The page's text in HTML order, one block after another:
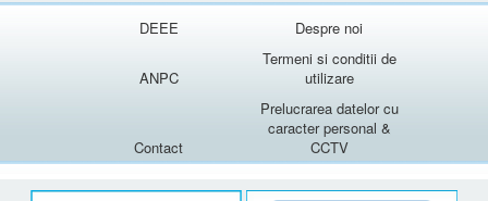
DEEE Despre noi
ANPC
Termeni si conditii de
utilizare
Contact
Prelucrarea datelor cu
caracter personal &
CCTV